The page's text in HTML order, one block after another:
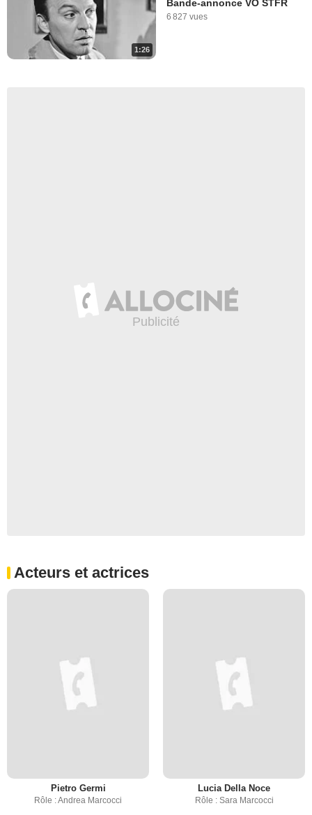
1:26
Bande-annonce VO STFR
6 827 vues
Acteurs et actrices
Pietro Germi
Rôle : Andrea Marcocci
Lucia Della Noce
Rôle : Sara Marcocci